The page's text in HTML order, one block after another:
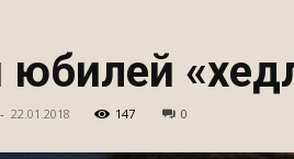
- 22.01.2018 147 0